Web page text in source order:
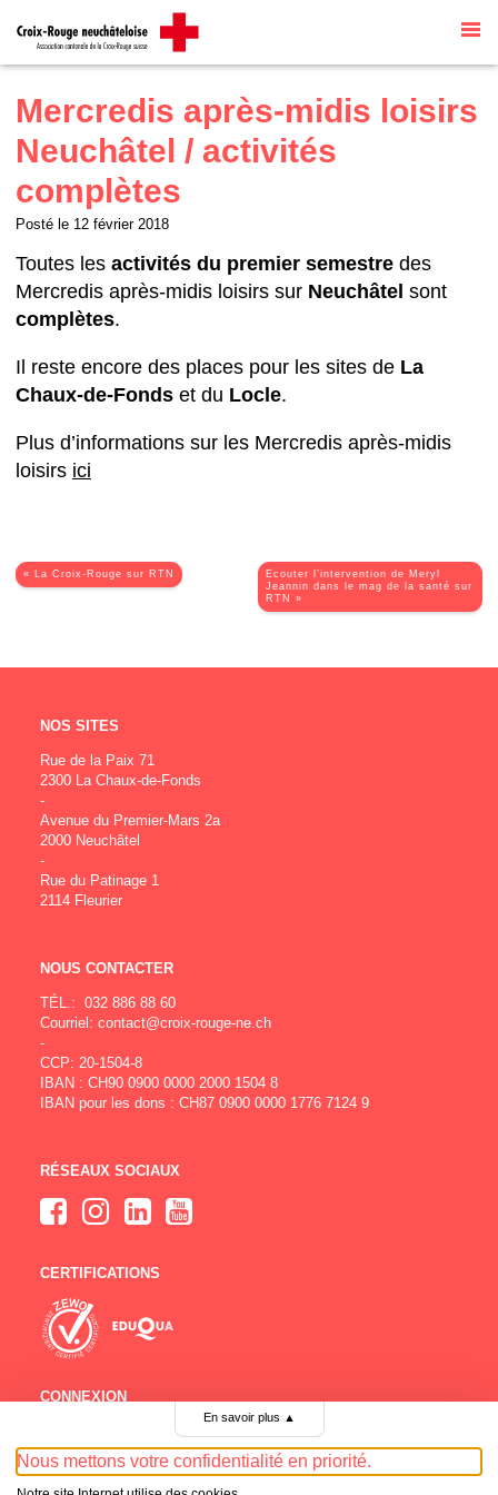
Talk to me
automatiquement parG Translate
Mercredis après-midis loisirs
Neuchâtel / activités
complètes
Posté le 12 février 2018
Toutes les activités du premier semestre des
Mercredis après-midis loisirs sur Neuchâtel sont
complètes.
Il reste encore des places pour les sites de La
Chaux-de-Fonds et du Locle.
Plus d’informations sur les Mercredis après-midis
loisirs ici
Ecouter l’intervention de Meryl
Jeannin dans le mag de la santé sur
RTN »
« La Croix-Rouge sur RTN
NOS SITES
Rue de la Paix 71
2300 La Chaux-de-Fonds
-
Avenue du Premier-Mars 2a
2000 Neuchâtel
-
Rue du Patinage 1
2114 Fleurier
NOUS CONTACTER
TÉL.: 032 886 88 60
Courriel: contact@croix-rouge-ne.ch
-
CCP: 20-1504-8
IBAN : CH90 0900 0000 2000 1504 8
IBAN pour les dons : CH87 0900 0000 1776 7124 9
RÉSEAUX SOCIAUX
CERTIFICATIONS
CONNEXION
Emploi
En savoir plus ▲
Nous mettons votre confidentialité en priorité.